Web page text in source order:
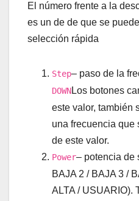
El número frente a la
es un de de que se
selección rápida
Step– paso de la
DOWNLos botones
este valor, también
una frecuencia que
de este valor.
Power– potencia de
BAJA 2 / BAJA 3 /
ALTA / USUARIO).